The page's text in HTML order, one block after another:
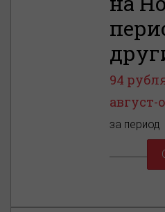
94
август-
за период